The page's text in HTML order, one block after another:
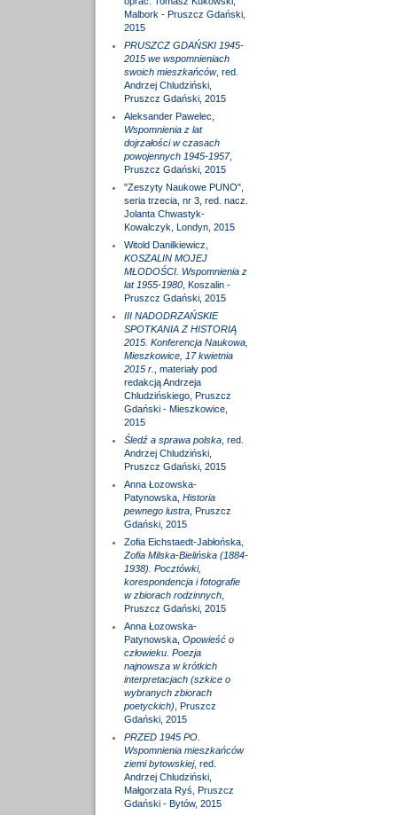
Malbork - Pruszcz Gdański,
2015
PRUSZCZ GDAŃSKI 1945-
2015 we wspomnieniach
swoich mieszkańców, red.
Andrzej Chludziński,
Pruszcz Gdański, 2015
Aleksander Pawelec,
Wspomnienia z lat
dojrzałości w czasach
powojennych 1945-1957,
Pruszcz Gdański, 2015
"Zeszyty Naukowe PUNO",
seria trzecia, nr 3, red. nacz.
Jolanta Chwastyk-
Kowalczyk, Londyn, 2015
Witold Danilkiewicz,
KOSZALIN MOJEJ
MŁODOŚCI. Wspomnienia z
lat 1955-1980, Koszalin -
Pruszcz Gdański, 2015
III NADODRZAŃSKIE
SPOTKANIA Z HISTORIĄ
2015. Konferencja Naukowa,
Mieszkowice, 17 kwietnia
2015 r.
, materiały pod
redakcją Andrzeja
Chludzińskiego, Pruszcz
Gdański - Mieszkowice,
2015
Śledź a sprawa polska, red.
Andrzej Chludziński,
Pruszcz Gdański, 2015
Anna Łozowska-
Patynowska, Historia
pewnego lustra, Pruszcz
Gdański, 2015
Zofia Eichstaedt-Jabłońska,
Zofia Milska-Bielińska (1884-
1938). Pocztówki,
korespondencja i fotografie
w zbiorach rodzinnych,
Pruszcz Gdański, 2015
Anna Łozowska-
Patynowska, Opowieść o
człowieku. Poezja
najnowsza w krótkich
interpretacjach (szkice o
wybranych zbiorach
poetyckich) , Pruszcz
Gdański, 2015
PRZED 1945 PO.
Wspomnienia mieszkańców
ziemi bytowskiej, red.
Andrzej Chludziński,
Małgorzata Ryś, Pruszcz
Gdański - Bytów, 2015